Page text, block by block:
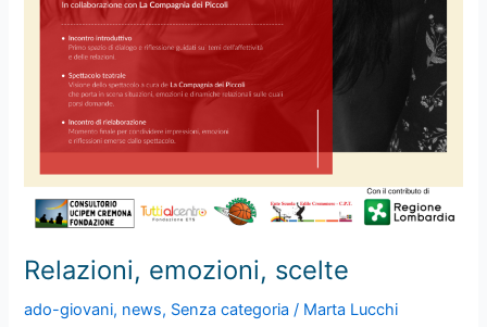
Relazioni, emozioni, scelte
ado-giovani, news, Senza categoria / Marta Lucchi